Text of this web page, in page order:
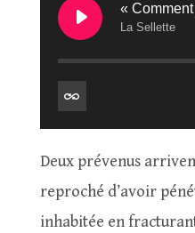
La Sellette
Deux prévenus
reproché d’avoir
inhabitée en